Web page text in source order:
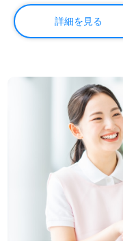
とができます。
また、勤務地は『竹
リアでの勤務が可能
い方や、キャリアア
ながら働きたい方に
求人情報の詳細や転
サルタントにご連絡
全力でサポートしま
詳細を見る